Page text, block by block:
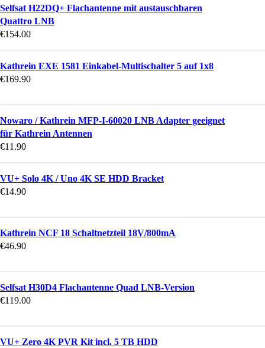
Selfsat H22DQ+ Flachantenne mit austauschbaren
Quattro LNB
€154.00
Kathrein EXE 1581 Einkabel-Multischalter 5 auf 1x8
€169.90
Nowaro / Kathrein MFP-I-60020 LNB Adapter geeignet
für Kathrein Antennen
€11.90
VU+ Solo 4K / Uno 4K SE HDD Bracket
€14.90
Kathrein NCF 18 Schaltnetzteil 18V/800mA
€46.90
Selfsat H30D4 Flachantenne Quad LNB-Version
€119.00
VU+ Zero 4K PVR Kit incl. 5 TB HDD